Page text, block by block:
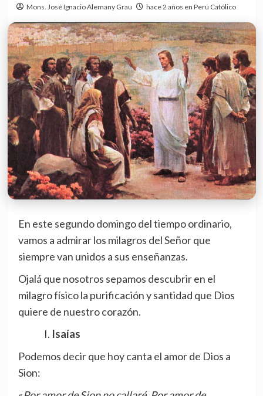
Mons. José Ignacio Alemany Grau hace 2 años en Perú Católico
En este segundo domingo del tiempo ordinario,
vamos a admirar los milagros del Señor que
siempre van unidos a sus enseñanzas.
Ojalá que nosotros sepamos descubrir en el
milagro físico la purificación y santidad que Dios
quiere de nuestro corazón.
Isaías
Podemos decir que hoy canta el amor de Dios a
Sion: